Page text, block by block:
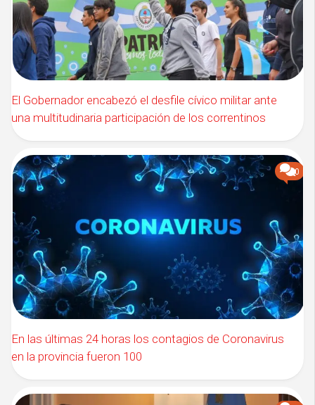
El Gobernador encabezó el desfile cívico militar ante
una multitudinaria participación de los correntinos
0
En las últimas 24 horas los contagios de Coronavirus
en la provincia fueron 100